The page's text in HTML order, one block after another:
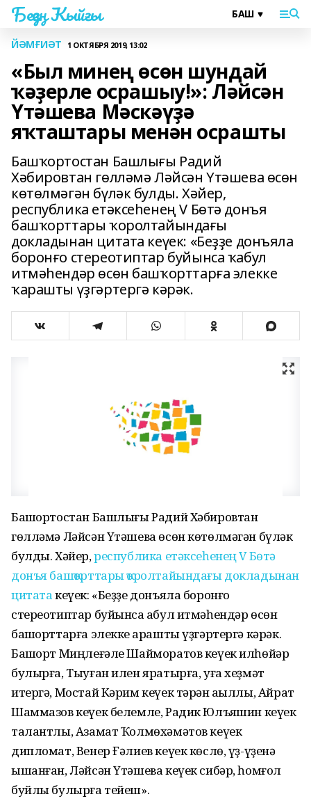
Беҙҙең Ҡыйғы
ЙӘМҒИӘТ 1 ОКТЯБРЯ 2019, 13:02
«Был минең өсөн шундай
ҡәҙерле осрашыу!»: Ләйсән
Үтәшева Мәскәүҙә
яҡташтары менән осрашты
Башҡортостан Башлығы Радий
Хәбировтан гөлләмә Ләйсән Үтәшева өсөн
көтөлмәгән бүләк булды. Хәйер,
республика етәксеһенең V Бөтә донъя
башҡорттары ҡоролтайындағы
докладынан цитата кеүек: «Беҙҙе донъяла
боронғо стереотиптар буйынса ҡабул
итмәһендәр өсөн башҡорттарға элекке
ҡарашты үҙгәртергә кәрәк.
Башҡортостан Башлығы Радий Хәбировтан
гөлләмә Ләйсән Үтәшева өсөн көтөлмәгән бүләк
булды. Хәйер,республика етәксеһенең V Бөтә
донъя башҡорттары ҡоролтайындағы докладынан
цитатакеүек: «Беҙҙе донъяла боронғо
стереотиптар буйынса ҡабул итмәһендәр өсөн
башҡорттарға элекке ҡарашты үҙгәртергә кәрәк.
Башҡорт Миңлеғәле Шайморатов кеүек илһөйәр
булырға, Тыуған илен яратырға, уға хеҙмәт
итергә, Мостай Кәрим кеүек тәрән аҡыллы, Айрат
Шаммазов кеүек белемле, Радик Юлъяҡшин кеүек
талантлы, Азамат Ҡолмөхәмәтов кеүек
дипломат, Венер Ғәлиев кеүек көслө, үҙ-үҙенә
ышанған, Ләйсән Үтәшева кеүек сибәр, һомғол
буйлы булырға тейеш».